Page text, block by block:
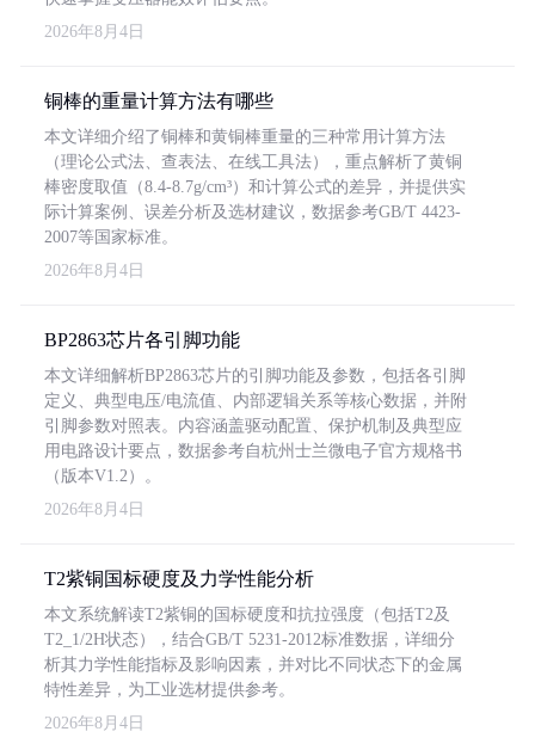
2026年8月4日
铜棒的重量计算方法有哪些
本文详细介绍了铜棒和黄铜棒重量的三种常用计算方法
（理论公式法、查表法、在线工具法），重点解析了黄铜
棒密度取值（8.4-8.7g/cm³）和计算公式的差异，并提供实
际计算案例、误差分析及选材建议，数据参考GB/T 4423-
2007等国家标准。
2026年8月4日
BP2863芯片各引脚功能
本文详细解析BP2863芯片的引脚功能及参数，包括各引脚
定义、典型电压/电流值、内部逻辑关系等核心数据，并附
引脚参数对照表。内容涵盖驱动配置、保护机制及典型应
用电路设计要点，数据参考自杭州士兰微电子官方规格书
（版本V1.2）。
2026年8月4日
T2紫铜国标硬度及力学性能分析
本文系统解读T2紫铜的国标硬度和抗拉强度（包括T2及
T2_1/2H状态），结合GB/T 5231-2012标准数据，详细分
析其力学性能指标及影响因素，并对比不同状态下的金属
特性差异，为工业选材提供参考。
2026年8月4日